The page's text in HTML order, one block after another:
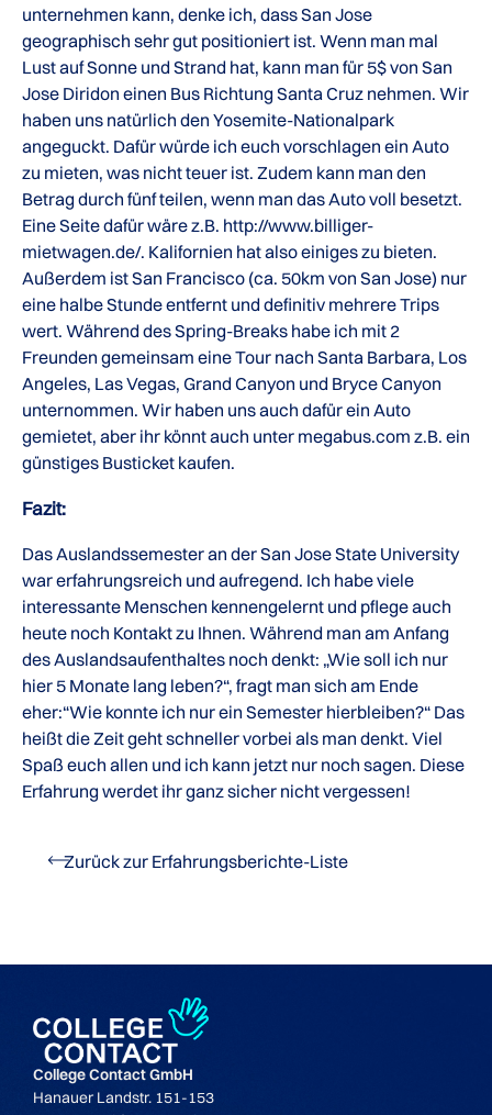
unternehmen kann, denke ich, dass San Jose
geographisch sehr gut positioniert ist. Wenn man mal
Lust auf Sonne und Strand hat, kann man für 5$ von San
Jose Diridon einen Bus Richtung Santa Cruz nehmen. Wir
haben uns natürlich den Yosemite-Nationalpark
angeguckt. Dafür würde ich euch vorschlagen ein Auto
zu mieten, was nicht teuer ist. Zudem kann man den
Betrag durch fünf teilen, wenn man das Auto voll besetzt.
Eine Seite dafür wäre z.B. http://www.billiger-
mietwagen.de/. Kalifornien hat also einiges zu bieten.
Außerdem ist San Francisco (ca. 50km von San Jose) nur
eine halbe Stunde entfernt und definitiv mehrere Trips
wert. Während des Spring-Breaks habe ich mit 2
Freunden gemeinsam eine Tour nach Santa Barbara, Los
Angeles, Las Vegas, Grand Canyon und Bryce Canyon
unternommen. Wir haben uns auch dafür ein Auto
gemietet, aber ihr könnt auch unter megabus.com z.B. ein
günstiges Busticket kaufen.
Fazit:
Das Auslandssemester an der San Jose State University
war erfahrungsreich und aufregend. Ich habe viele
interessante Menschen kennengelernt und pflege auch
heute noch Kontakt zu Ihnen. Während man am Anfang
des Auslandsaufenthaltes noch denkt: „Wie soll ich nur
hier 5 Monate lang leben?“, fragt man sich am Ende
eher:“Wie konnte ich nur ein Semester hierbleiben?“ Das
heißt die Zeit geht schneller vorbei als man denkt. Viel
Spaß euch allen und ich kann jetzt nur noch sagen. Diese
Erfahrung werdet ihr ganz sicher nicht vergessen!
Zurück zur Erfahrungsberichte-Liste
College Contact GmbH
Hanauer Landstr. 151-153